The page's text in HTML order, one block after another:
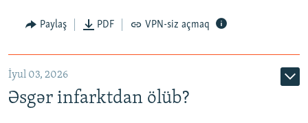
Auto 240p 360p 480p
720p 1080p
Paylaş PDF VPN-siz açmaq
İyul 03, 2026
Əsgər infarktdan ölüb?